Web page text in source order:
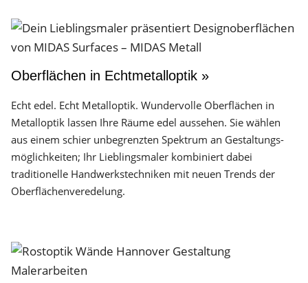
Oberflächen in Echtmetalloptik »
Echt edel. Echt Metalloptik. Wundervolle Oberflächen in
Metalloptik lassen Ihre Räume edel aussehen. Sie wählen
aus einem schier unbegrenzten Spektrum an Gestaltungs­
möglichkeiten; Ihr Lieblingsmaler kombiniert dabei
traditionelle Handwerks­techniken mit neuen Trends der
Oberflächen­veredelung.